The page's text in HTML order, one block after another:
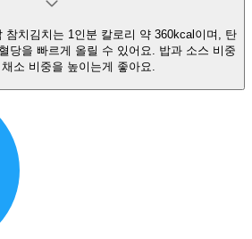
참치김치는 1인분 칼로리 약 360kcal이며, 탄
당을 빠르게 올릴 수 있어요. 밥과 소스 비중
소 비중을 높이는게 좋아요.